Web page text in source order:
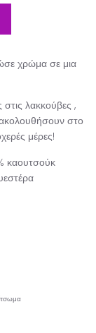
χρώμα σε μια
λακκούβες ,
στο
μέρες!
καουτσούκ
Καρφίτσωμα στο